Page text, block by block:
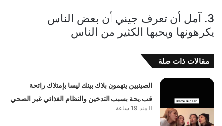
3. آمل أن تعرف جيني أن بعض الناس
يكرهونها ويحبها الكثير من الناس
مقالات ذات صلة
الصينيين يتهمون بلاك بينك ليسا بإمتلاك رائحة
قب.يحة بسبب التدخين والنظام الغذائي غير الصحي
منذ 19 ساعة